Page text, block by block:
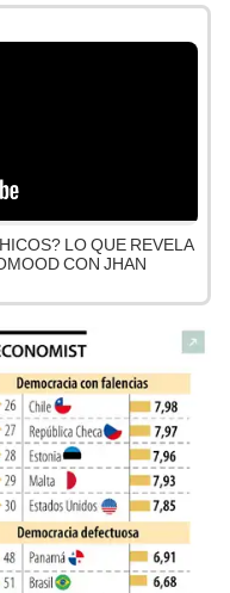
LO QUE REVELA
CON JHAN